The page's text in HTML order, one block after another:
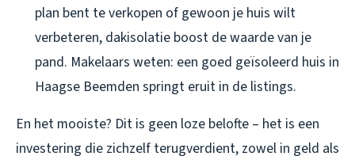
plan bent te verkopen of gewoon je huis wilt
verbeteren, dakisolatie boost de waarde van je
pand. Makelaars weten: een goed geïsoleerd huis in
Haagse Beemden springt eruit in de listings.
En het mooiste? Dit is geen loze belofte – het is een
investering die zichzelf terugverdient, zowel in geld als